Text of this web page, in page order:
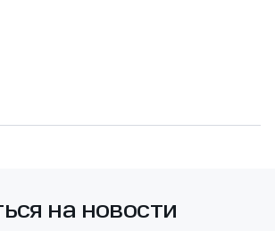
на новости